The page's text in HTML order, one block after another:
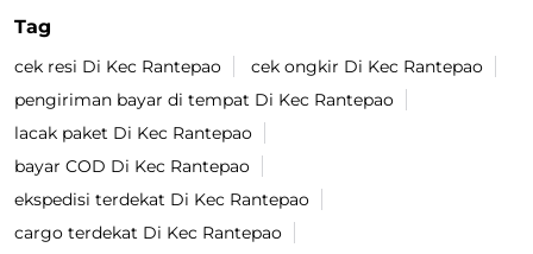
Tag
cek resi Di Kec Rantepao
cek ongkir Di Kec Rantepao
pengiriman bayar di tempat Di Kec Rantepao
lacak paket Di Kec Rantepao
bayar COD Di Kec Rantepao
ekspedisi terdekat Di Kec Rantepao
cargo terdekat Di Kec Rantepao